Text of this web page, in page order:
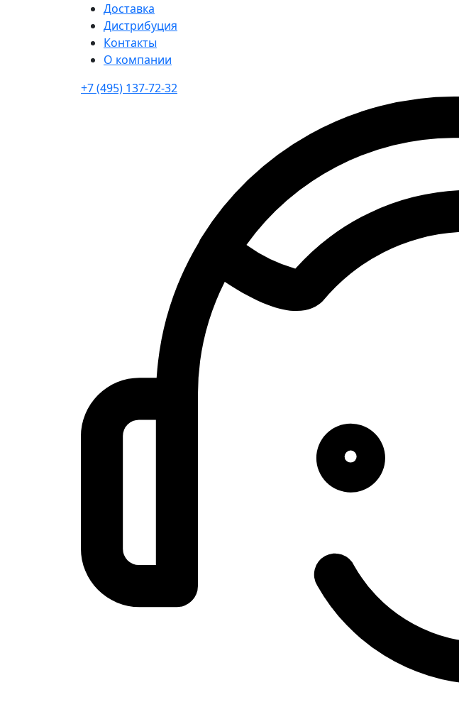
Доставка
Дистрибуция
Контакты
О компании
+7 (495) 137-72-32